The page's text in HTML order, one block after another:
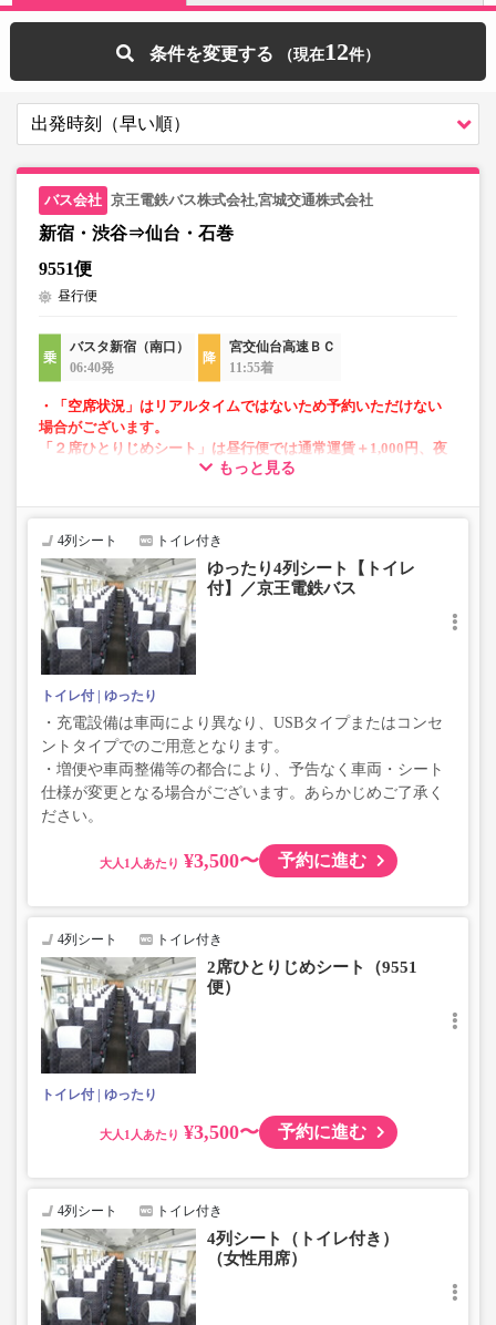
条件を変更する 12
京王電鉄バス株式会社,宮城交通株式会社
新宿・渋谷⇒仙台・石巻
9551便
昼行便
バスタ新宿（南口）
06:40発
宮交仙台高速ＢＣ
11:55着
・「空席状況」はリアルタイムではないため予約いただけない
場合がございます。
「２席ひとりじめシート」は昼行便では通常運賃＋1,000円、夜
行便では＋1,500円となります。
ません。
・フリーWi-Fiが利用可能。※車両により異なります。
・車内トイレ完備で長旅でも安心。※車両により異なりま
す。
・足元ひろびろ快適なシート。
・車内は常時換気し、清掃・除菌を徹底。
・幼児・乳幼児はお選び頂けません。対象のお客様は小児
をお選び下さい。
もっと見る
4列シート トイレ付き
ゆったり4列シート【トイレ
付】／京王電鉄バス
トイレ付 ゆったり
・充電設備は車両により異なり、USBタイプまたはコンセ
ントタイプでのご用意となります。
・増便や車両整備等の都合により、予告なく車両・シート
仕様が変更となる場合がございます。あらかじめご了承く
ださい。
大人 ¥3,500〜 予約に進む
4列シート トイレ付き
2席ひとりじめシート（9551
便）
トイレ付 ゆったり
大人 ¥3,500〜 予約に進む
4列シート トイレ付き
4列シート（トイレ付き）
（女性用席）